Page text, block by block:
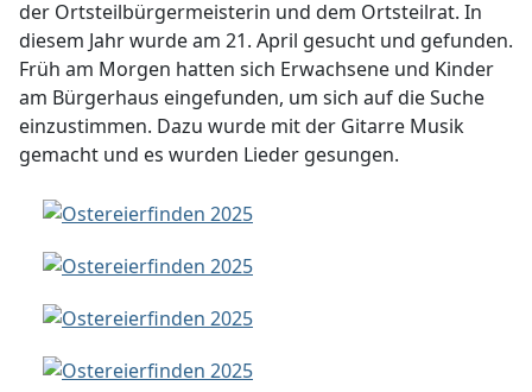
der Ortsteilbürgermeisterin und dem Ortsteilrat. In
diesem Jahr wurde am 21. April gesucht und gefunden.
Früh am Morgen hatten sich Erwachsene und Kinder
am Bürgerhaus eingefunden, um sich auf die Suche
einzustimmen. Dazu wurde mit der Gitarre Musik
gemacht und es wurden Lieder gesungen.